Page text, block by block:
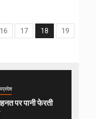
16 17 18
19
पर पानी फेरती